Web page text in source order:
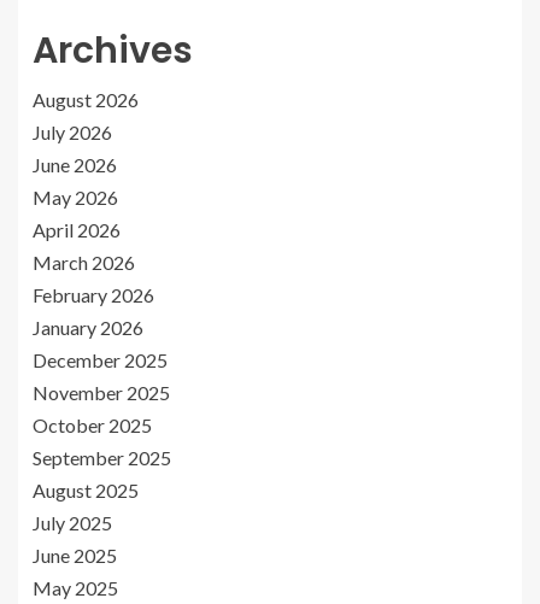
Archives
August 2026
July 2026
June 2026
May 2026
April 2026
March 2026
February 2026
January 2026
December 2025
November 2025
October 2025
September 2025
August 2025
July 2025
June 2025
May 2025